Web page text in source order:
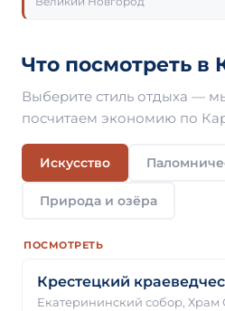
Что посмотреть в
Выберите стиль отдыха —
посчитаем экономию по
Искусство
Природа и озёра
ПОСМОТРЕТЬ
Крестецкий
Екатерининский собор, Храм